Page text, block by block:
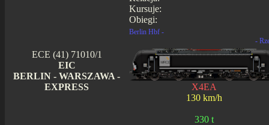
Kursuje:
Obiegi:
ECE (41) 71010/1
EIC
BERLIN - WARSZAWA -
EXPRESS
Berlin Hbf -
-
X4EA
130 km/h
330 t